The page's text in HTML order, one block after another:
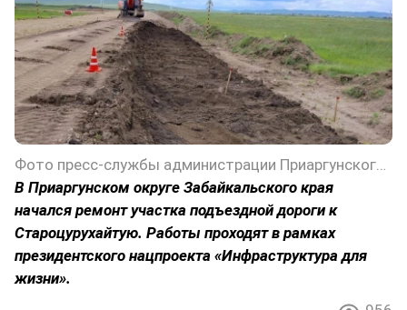
В Приаргунском округе Забайкальского края
начался ремонт участка подъездной дороги к
Староцурухайтую. Работы проходят в рамках
президентского нацпроекта «Инфраструктура для
жизни».